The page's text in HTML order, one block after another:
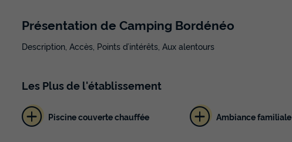
Présentation de Camping Bordénéo
Description, Accès, Points d’intérêts, Aux alentours
Les Plusde l'établissement
Piscine couverte chauffée Ambiance familiale